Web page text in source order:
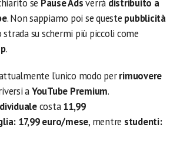
se Pause Adsverrà distribuito a
. Non sappiamo poi se queste pubblicità
su schermi più piccoli come
.
l’unico modo perrimuovere
aYouTube Premium.
costa11,99
17,99 euro/mese, mentre studenti: